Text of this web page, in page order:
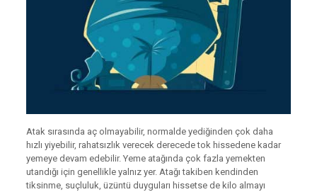
Atak sırasında aç olmayabilir, normalde yediğinden çok daha
hızlı yiyebilir, rahatsızlık verecek derecede tok hissedene kadar
yemeye devam edebilir. Yeme atağında çok fazla yemekten
utandığı için genellikle yalnız yer. Atağı takiben kendinden
tiksinme, suçluluk, üzüntü duyguları hissetse de kilo almayı